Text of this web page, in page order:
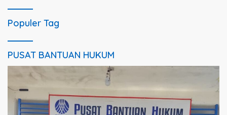
Populer Tag
PUSAT BANTUAN HUKUM